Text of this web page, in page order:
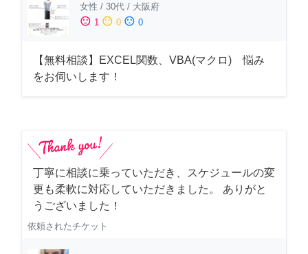
女性 / 30代 / 大阪府
sentiment_satisfied 1 sentiment_neutral 0 sentiment_dissatisfied 0
【無料相談】EXCEL関数、VBA(マクロ) 悩み
をお伺いします！
丁寧に相談に乗っていただき、スケジュールの変
更も柔軟に対応していただきました。 ありがと
うございました！
依頼されたチケット